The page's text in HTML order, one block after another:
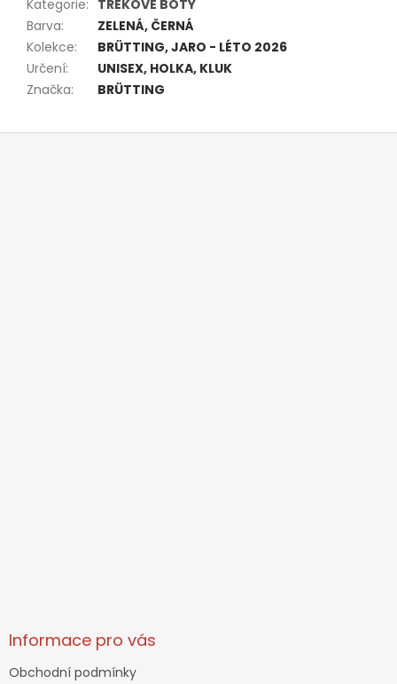
Kategorie: TREKOVÉ BOTY
Barva:
ZELENÁ, ČERNÁ
Kolekce:
BRÜTTING, JARO - LÉTO 2026
Určení:
UNISEX, HOLKA, KLUK
Značka: BRÜTTING
Z
Informace pro vás
Obchodní podmínky